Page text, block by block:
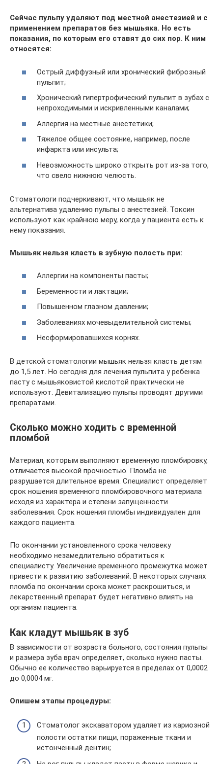
Сейчас пульпу удаляют под местной анестезией и с
применением препаратов без мышьяка. Но есть
показания, по которым его ставят до сих пор. К ним
относятся:
Острый диффузный или хронический фиброзный
пульпит;
Хронический гипертрофический пульпит в зубах с
непроходимыми и искривленными каналами;
Аллергия на местные анестетики;
Тяжелое общее состояние, например, после
инфаркта или инсульта;
Невозможность широко открыть рот из-за того,
что свело нижнюю челюсть.
Стоматологи подчеркивают, что мышьяк не
альтернатива удалению пульпы с анестезией. Токсин
используют как крайнюю меру, когда у пациента есть к
нему показания.
Мышьяк нельзя класть в зубную полость при:
Аллергии на компоненты пасты;
Беременности и лактации;
Повышенном глазном давлении;
Заболеваниях мочевыделительной системы;
Несформировавшихся корнях.
В детской стоматологии мышьяк нельзя класть детям
до 1,5 лет. Но сегодня для лечения пульпита у ребенка
пасту с мышьяковистой кислотой практически не
используют. Девитализацию пульпы проводят другими
препаратами.
Сколько можно ходить с временной
пломбой
Материал, которым выполняют временную пломбировку,
отличается высокой прочностью. Пломба не
разрушается длительное время. Специалист определяет
срок ношения временного пломбировочного материала
исходя из характера и степени запущенности
заболевания. Срок ношения пломбы индивидуален для
каждого пациента.
По окончании установленного срока человеку
необходимо незамедлительно обратиться к
специалисту. Увеличение временного промежутка может
привести к развитию заболеваний. В некоторых случаях
пломба по окончании срока может раскрошиться, и
лекарственный препарат будет негативно влиять на
организм пациента.
Как кладут мышьяк в зуб
В зависимости от возраста больного, состояния пульпы
и размера зуба врач определяет, сколько нужно пасты.
Обычно ее количество варьируется в пределах от 0,0002
до 0,0004 мг.
Опишем этапы процедуры:
Стоматолог экскаватором удаляет из кариозной
полости остатки пищи, пораженные ткани и
истонченный дентин;